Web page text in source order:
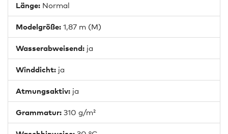
Länge: Normal
Modelgröße: 1,87 m (M)
Wasserabweisend: ja
Winddicht: ja
Atmungsaktiv: ja
Grammatur: 310 g/m²